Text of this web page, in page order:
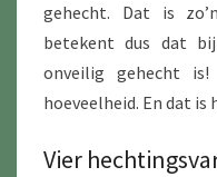
gehecht. Dat is
betekent dus dat
onveilig gehecht
hoeveelheid. En dat is
Vier